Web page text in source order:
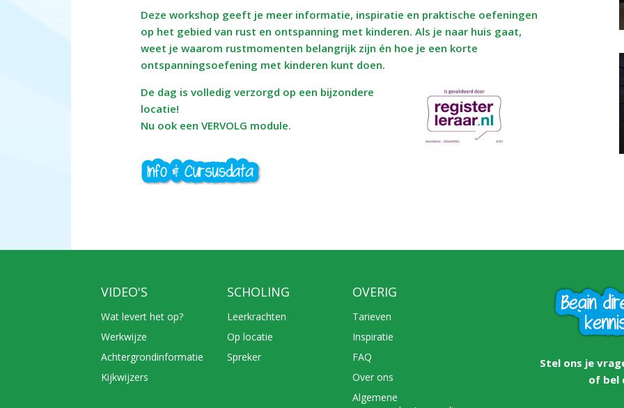
Deze workshop geeft je meer informatie, inspiratie en praktische oefeningen
op het gebied van rust en ontspanning met kinderen. Als je naar huis gaat,
weet je waarom rustmomenten belangrijk zijn én hoe je een korte
ontspanningsoefening met kinderen kunt doen.
De dag is volledig verzorgd op een bijzondere
locatie!
Nu ook een VERVOLG module.
VIDEO'S
Wat levert het op?
Werkwijze
Achtergrondinformatie
Kijkwijzers
SCHOLING
Leerkrachten
Op locatie
Spreker
OVERIG
Tarieven
Inspiratie
FAQ
Over ons
Algemene
Stel ons je
of bel